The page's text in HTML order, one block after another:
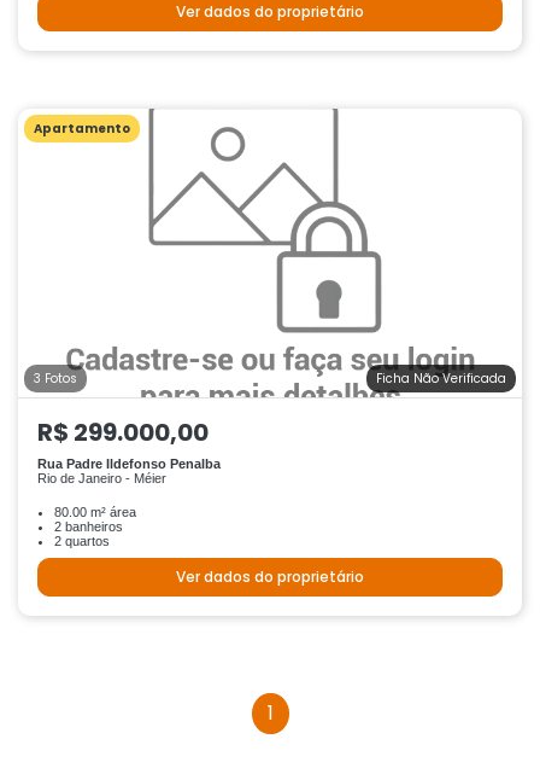
Ver dados do proprietário
Apartamento
3 Fotos Ficha Não Verificada
R$ 299.000,00
Rua Padre Ildefonso Penalba
Rio de Janeiro - Méier
80.00 m² área
2 banheiros
2 quartos
Ver dados do proprietário
1